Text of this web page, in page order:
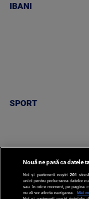
IBANI
SPORT
Nouă ne pasă ca datele
Noi și partenerii noștri 201
unici pentru prelucrarea datelor
sau în orice moment, pe pagina
nu vă vor afecta navigarea.
Mai